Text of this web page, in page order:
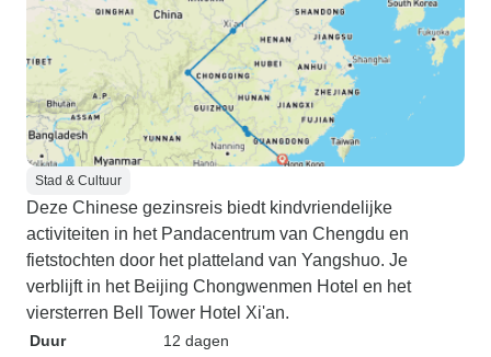
Stad & Cultuur
Deze Chinese gezinsreis biedt kindvriendelijke
activiteiten in het Pandacentrum van Chengdu en
fietstochten door het platteland van Yangshuo. Je
verblijft in het Beijing Chongwenmen Hotel en het
viersterren Bell Tower Hotel Xi'an.
Duur 12 dagen